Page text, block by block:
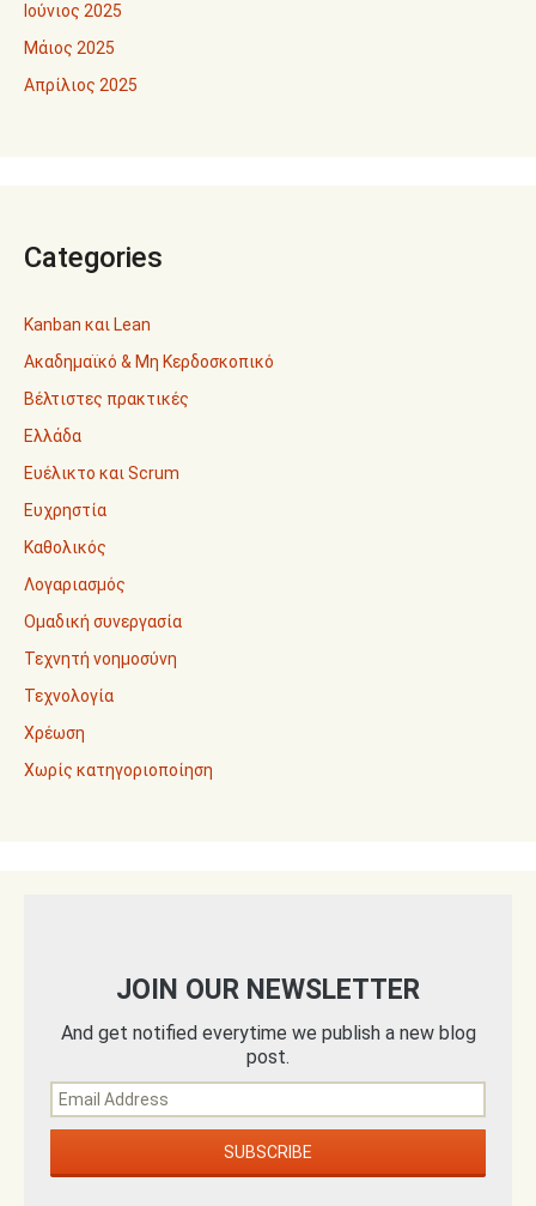
Ιούνιος 2025
Μάιος 2025
Απρίλιος 2025
Categories
Kanban και Lean
Ακαδημαϊκό & Μη Κερδοσκοπικό
Βέλτιστες πρακτικές
Ελλάδα
Ευέλικτο και Scrum
Ευχρηστία
Καθολικός
Λογαριασμός
Ομαδική συνεργασία
Τεχνητή νοημοσύνη
Τεχνολογία
Χρέωση
Χωρίς κατηγοριοποίηση
JOIN OUR NEWSLETTER
And get notified everytime we publish a new blog
post.